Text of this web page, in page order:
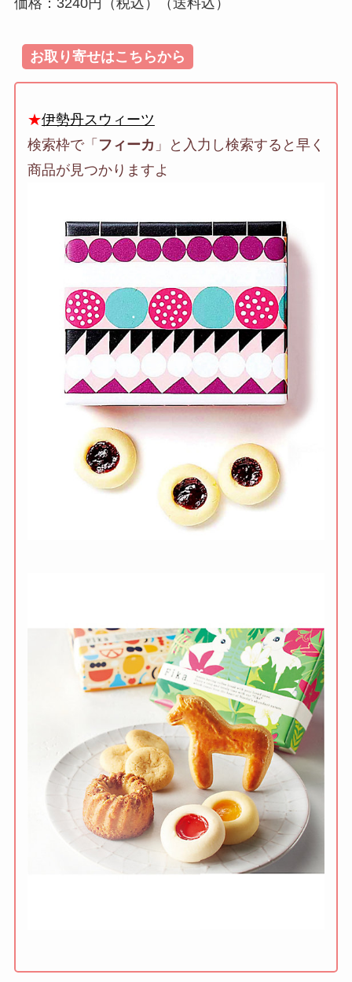
価格：3240円（税込）（送料込）
お取り寄せはこちらから
★伊勢丹スウィーツ
検索枠で「 フィーカ 」と入力し検索すると早く
商品が見つかりますよ